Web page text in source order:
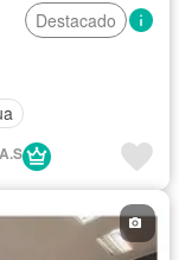
Destacado